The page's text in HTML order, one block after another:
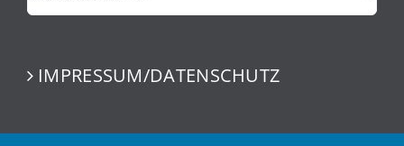
IMPRESSUM/DATENSCHUTZ